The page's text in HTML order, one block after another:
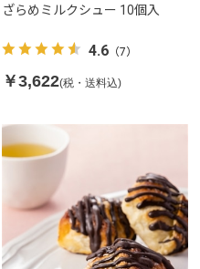
ざらめミルクシュー 10個入
4.6（7）
￥3,622(税・送料込)